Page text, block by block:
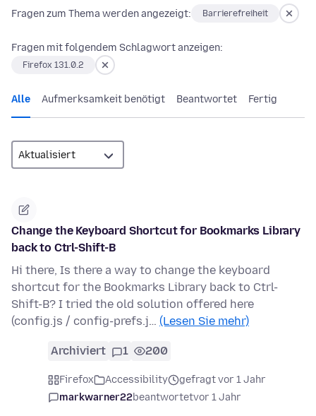
Fragen zum Thema werden angezeigt: Barrierefreiheit
Fragen mit folgendem Schlagwort anzeigen:
Firefox 131.0.2
Alle Aufmerksamkeit benötigt Beantwortet Fertig
Change the Keyboard Shortcut for Bookmarks Library
back to Ctrl-Shift-B
Hi there, Is there a way to change the keyboard
shortcut for the Bookmarks Library back to Ctrl-
Shift-B? I tried the old solution offered here
(config.js / config-prefs.j… (Lesen Sie mehr)
Archiviert 1 200
Firefox Accessibility
gefragt vor 1 Jahr
markwarner22beantwortetvor 1 Jahr